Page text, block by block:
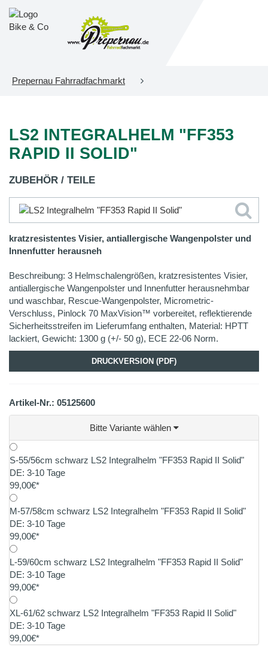
Prepernau Fahrradfachmarkt
LS2 INTEGRALHELM "FF353
RAPID II SOLID"
ZUBEHÖR / TEILE
kratzresistentes Visier, antiallergische Wangenpolster und
Innenfutter herausneh
Beschreibung: 3 Helmschalengrößen, kratzresistentes Visier,
antiallergische Wangenpolster und Innenfutter herausnehmbar
und waschbar, Rescue-Wangenpolster, Micrometric-
Verschluss, Pinlock 70 MaxVision™ vorbereitet, reflektierende
Sicherheitsstreifen im Lieferumfang enthalten, Material: HPTT
lackiert, Gewicht: 1300 g (+/- 50 g), ECE 22-06 Norm.
DRUCKVERSION (PDF)
Artikel-Nr.: 05125600
Bitte Variante wählen
S-55/56cm schwarz LS2 Integralhelm "FF353 Rapid II Solid"
DE: 3-10 Tage
99,00€*
M-57/58cm schwarz LS2 Integralhelm "FF353 Rapid II Solid"
DE: 3-10 Tage
99,00€*
L-59/60cm schwarz LS2 Integralhelm "FF353 Rapid II Solid"
DE: 3-10 Tage
99,00€*
XL-61/62 schwarz LS2 Integralhelm "FF353 Rapid II Solid"
DE: 3-10 Tage
99,00€*